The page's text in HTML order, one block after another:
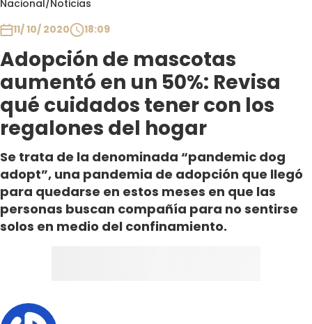
Nacional/Noticias
11/ 10/ 2020
18:09
Adopción de mascotas
aumentó en un 50%: Revisa
qué cuidados tener con los
regalones del hogar
Se trata de la denominada “pandemic dog
adopt”, una pandemia de adopción que llegó
para quedarse en estos meses en que las
personas buscan compañía para no sentirse
solos en medio del confinamiento.
Club De La Comedia
Contigo en Directo
Plan Perfecto
El Tiempo
Sabingo
Todos Los Programas